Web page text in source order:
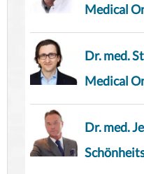
Medical
Dr. med.
Medical
Dr. med.